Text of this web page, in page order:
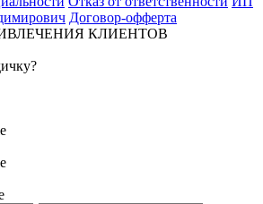
Договор-офферта
КЛИЕНТОВ